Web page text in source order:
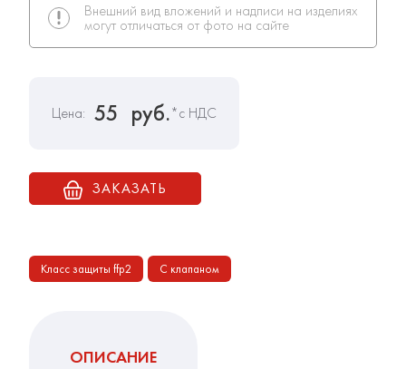
Внешний вид вложений и надписи на изделиях
могут отличаться от фото на сайте
Цена: 55 руб.*с НДС
ЗАКАЗАТЬ
Класс защиты ffp2 С клапаном
ОПИСАНИЕ